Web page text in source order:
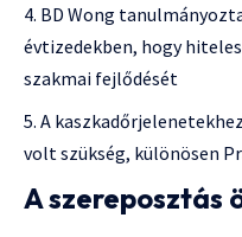
BD Wong
évtizedekben, hogy
szakmai fejlődését
A
volt szükség, különösen
A szereposztás